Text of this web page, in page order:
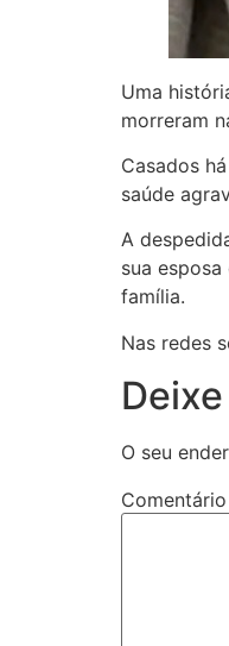
Uma
morreram
Casados
saúde
A
sua
família.
Nas redes
O seu
Comentário